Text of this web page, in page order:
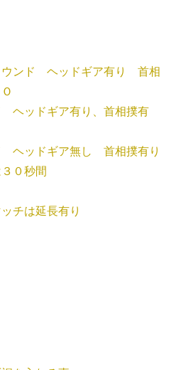
ウンド ヘッドギア有り 首相
ヘッドギア有り、首相撲有
ヘッドギア無し 首相撲有り
０秒間
チは延長有り